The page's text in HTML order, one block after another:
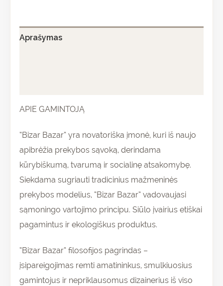
Aprašymas
APIE GAMINTOJĄ
“Bizar Bazar” yra novatoriška įmonė, kuri iš naujo
apibrėžia prekybos sąvoką, derindama
kūrybiškumą, tvarumą ir socialinę atsakomybę.
Siekdama sugriauti tradicinius mažmeninės
prekybos modelius, “Bizar Bazar” vadovaujasi
sąmoningo vartojimo principu. Siūlo įvairius etiškai
pagamintus ir ekologiškus produktus.
“Bizar Bazar” filosofijos pagrindas –
įsipareigojimas remti amatininkus, smulkiuosius
gamintojus ir nepriklausomus dizainerius iš viso